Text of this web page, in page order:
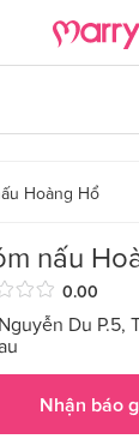
Hoàng Hổ
nấu
0.00
Du P.5,
Nhận báo